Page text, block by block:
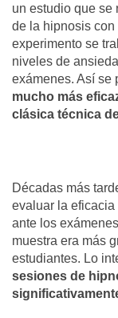
un estudio que se
de la hipnosis
experimento se
niveles de
exámenes. Así se
mucho más
clásica técnica
Décadas más
evaluar la
ante los
muestra era más
estudiantes. Lo
sesiones de